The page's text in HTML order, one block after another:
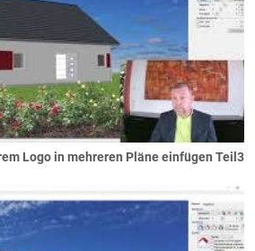
Logo in mehreren Pläne einfügen Teil3